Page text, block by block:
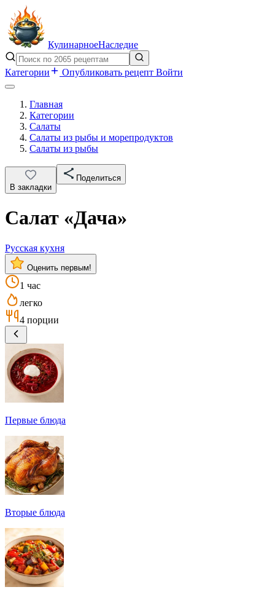
КулинарноеНаследие
Категории Опубликовать рецепт Войти
Главная
Категории
Салаты
Салаты из рыбы и морепродуктов
Салаты из рыбы
В закладки
Поделиться
Салат «Дача»
Русская кухня
Оценить первым!
1 час
легко
4 порции
Первые блюда
Вторые блюда